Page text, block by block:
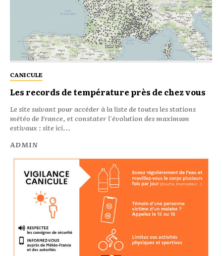
CANICULE
Les records de température près de chez vous
Le site suivant pour accéder à la liste de toutes les stations
météo de France, et constater l'évolution des maximum
estivaux : site ici...
ADMIN